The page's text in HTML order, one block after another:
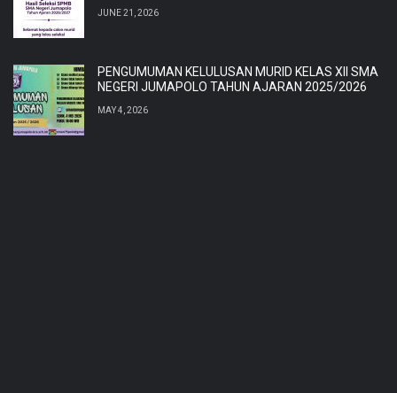
JUNE 21, 2026
PENGUMUMAN KELULUSAN MURID KELAS XII SMA
NEGERI JUMAPOLO TAHUN AJARAN 2025/2026
MAY 4, 2026